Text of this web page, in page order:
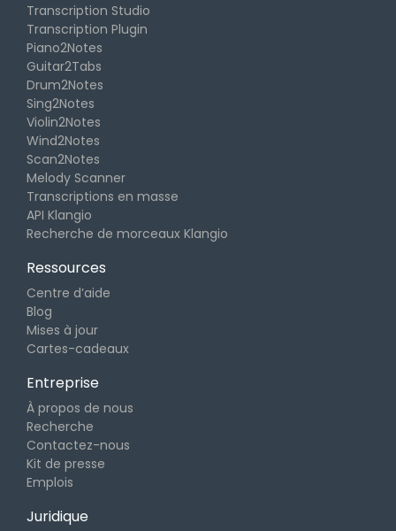
Transcription Studio
Transcription Plugin
Piano2Notes
Guitar2Tabs
Drum2Notes
Sing2Notes
Violin2Notes
Wind2Notes
Scan2Notes
Melody Scanner
Transcriptions en masse
API Klangio
Recherche de morceaux Klangio
Ressources
Centre d’aide
Blog
Mises à jour
Cartes-cadeaux
Entreprise
À propos de nous
Recherche
Contactez-nous
Kit de presse
Emplois
Juridique